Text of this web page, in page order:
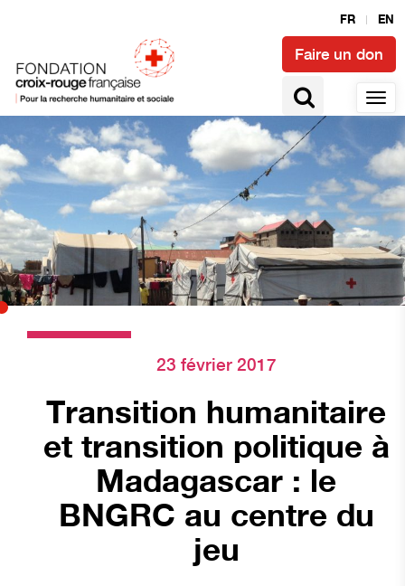
FR EN
Faire un don
23 février 2017
Transition humanitaire
et transition politique à
Madagascar : le
BNGRC au centre du
jeu